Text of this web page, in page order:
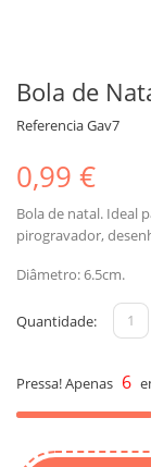
Bola de
ReferenciaGav7
0,99 €
Bola de natal. Ideal
pirogravador,
Diâmetro: 6.5cm.
Quantidade:
Pressa! Apenas 6